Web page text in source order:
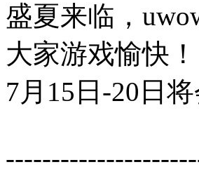
盛夏来临，
大家游戏愉快！
7月15日-20日